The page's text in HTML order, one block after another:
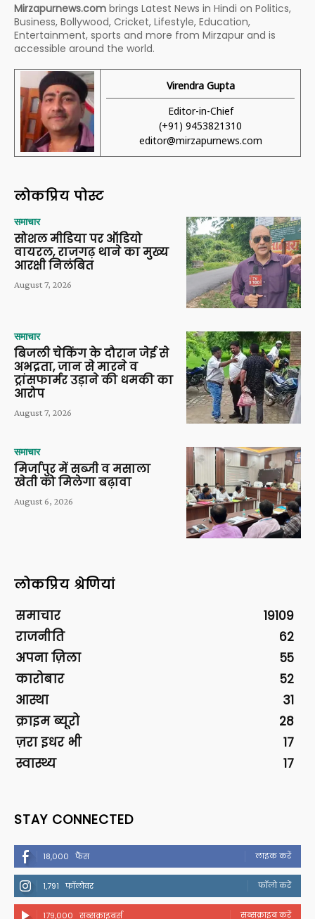
Mirzapurnews.com brings Latest News in Hindi on Politics,
Business, Bollywood, Cricket, Lifestyle, Education,
Entertainment, sports and more from Mirzapur and is
accessible around the world.
Virendra Gupta
Editor-in-Chief
(+91) 9453821310
editor@mirzapurnews.com
लोकप्रिय पोस्ट
समाचार
सोशल मीडिया पर ऑडियो
वायरल, राजगढ़ थाने का मुख्य
आरक्षी निलंबित
August 7, 2026
समाचार
बिजली चेकिंग के दौरान जेई से
अभद्रता, जान से मारने व
ट्रांसफार्मर उड़ाने की धमकी का
आरोप
August 7, 2026
समाचार
मिर्जापुर में सब्जी व मसाला
खेती को मिलेगा बढ़ावा
August 6, 2026
लोकप्रिय श्रेणियां
समाचार
19109
राजनीति
62
अपना ज़िला
55
कारोबार
52
आस्था
31
क्राइम ब्यूरो
28
ज़रा इधर भी
17
स्वास्थ्य
17
STAY CONNECTED
18,000 फैंस लाइक करें
1,791 फॉलोवर फॉलो करें
179,000 सब्सक्राइबर्स सब्सक्राइब करें